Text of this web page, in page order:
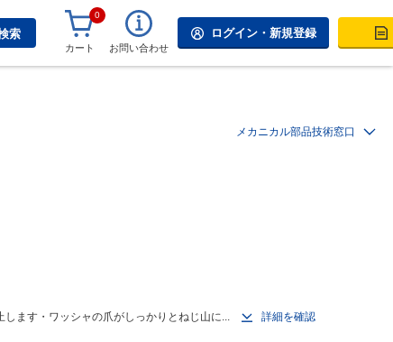
索 ログイン・新規登録
0
カート お問い合わせ
メカニカル部品技術窓口
します・ワッシャの爪がしっかりとねじ山に...
詳細を確認